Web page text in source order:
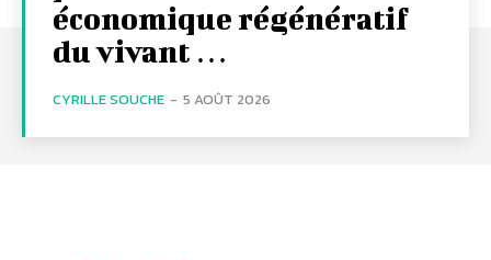
économique régénératif
du vivant …
CYRILLE SOUCHE - 5 AOÛT 2026